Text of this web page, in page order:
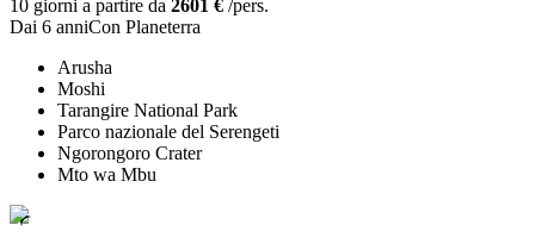
10 giorni a partire da 2601 € /pers.
Dai 6 anniCon Planeterra
Arusha
Moshi
Tarangire National Park
Parco nazionale del Serengeti
Ngorongoro Crater
Mto wa Mbu